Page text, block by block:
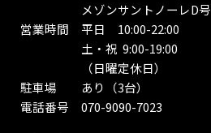
メゾンサントノーレD号
営業時間 平日 10:00-22:00
土・祝 9:00-19:00
（日曜定休日）
駐車場 あり（3台）
電話番号 070-9090-7023